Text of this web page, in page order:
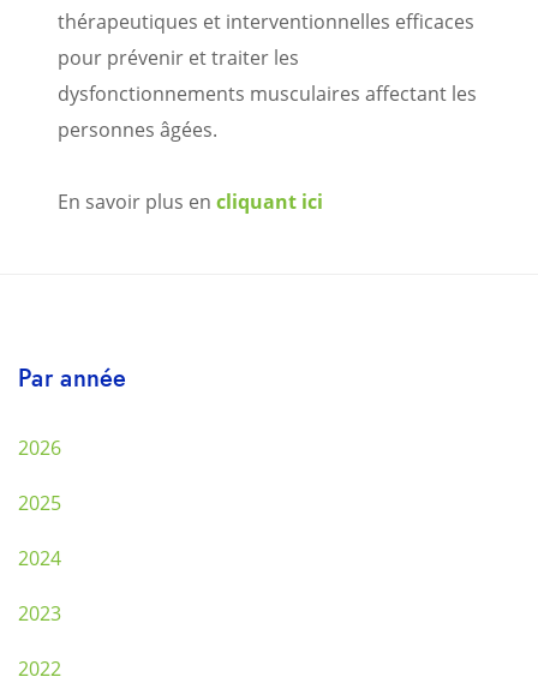
thérapeutiques et interventionnelles efficaces
pour prévenir et traiter les
dysfonctionnements musculaires affectant les
personnes âgées.
En savoir plus encliquant ici
Par année
2026
2025
2024
2023
2022